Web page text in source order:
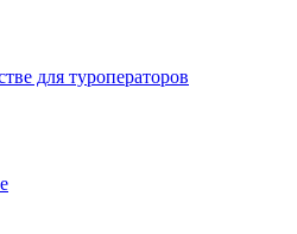
для туроператоров